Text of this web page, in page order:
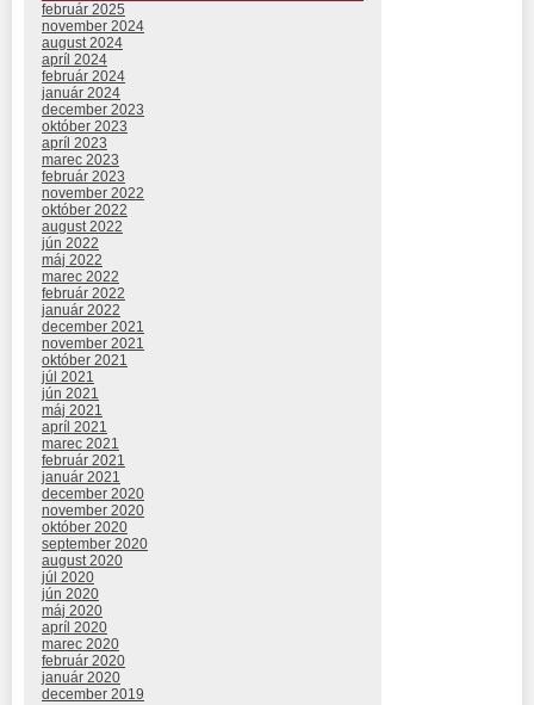
február 2025
november 2024
august 2024
apríl 2024
február 2024
január 2024
december 2023
október 2023
apríl 2023
marec 2023
február 2023
november 2022
október 2022
august 2022
jún 2022
máj 2022
marec 2022
február 2022
január 2022
december 2021
november 2021
október 2021
júl 2021
jún 2021
máj 2021
apríl 2021
marec 2021
február 2021
január 2021
december 2020
november 2020
október 2020
september 2020
august 2020
júl 2020
jún 2020
máj 2020
apríl 2020
marec 2020
február 2020
január 2020
december 2019